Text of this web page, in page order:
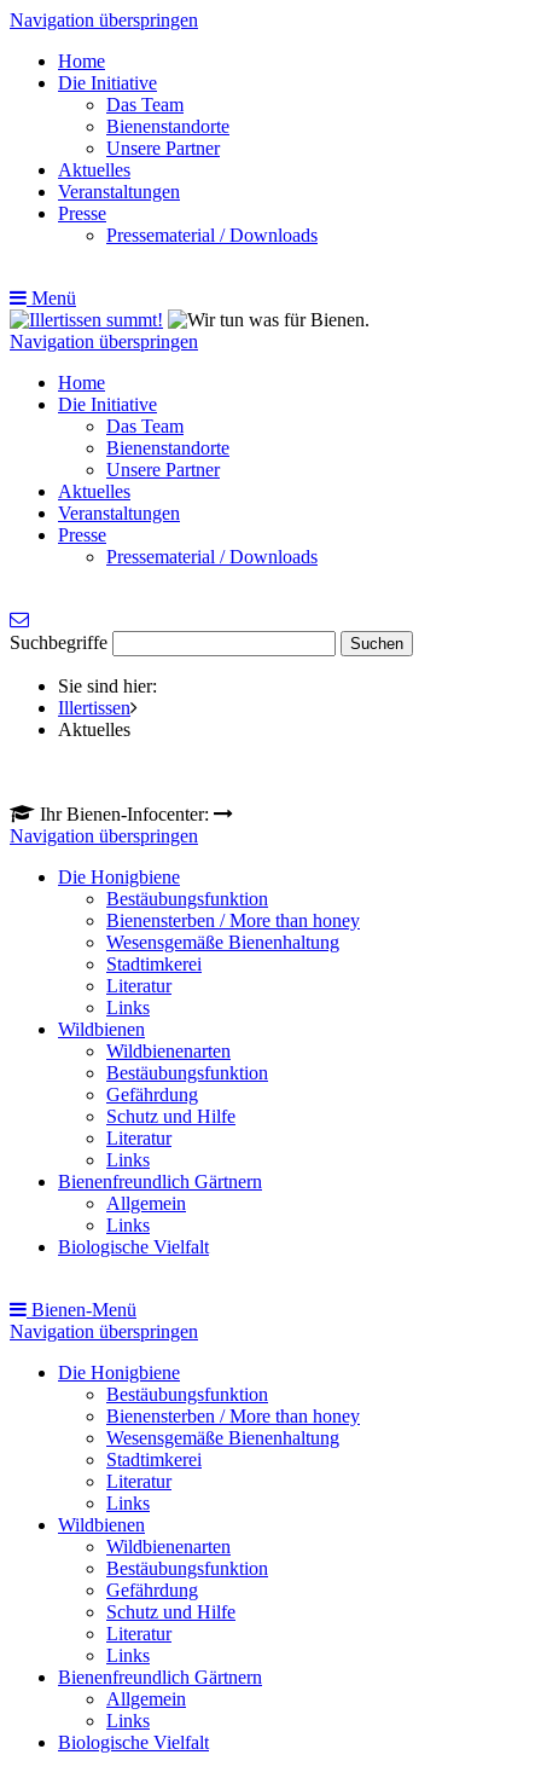
Navigation überspringen
Home
Die Initiative
Das Team
Bienenstandorte
Unsere Partner
Aktuelles
Veranstaltungen
Presse
Pressematerial / Downloads
Menü
Navigation überspringen
Home
Die Initiative
Das Team
Bienenstandorte
Unsere Partner
Aktuelles
Veranstaltungen
Presse
Pressematerial / Downloads
Suchbegriffe
Sie sind hier:
Illertissen
Aktuelles
Ihr Bienen-Infocenter:
Navigation überspringen
Die Honigbiene
Bestäubungsfunktion
Bienensterben / More than honey
Wesensgemäße Bienenhaltung
Stadtimkerei
Literatur
Links
Wildbienen
Wildbienenarten
Bestäubungsfunktion
Gefährdung
Schutz und Hilfe
Literatur
Links
Bienenfreundlich Gärtnern
Allgemein
Links
Biologische Vielfalt
Bienen-Menü
Navigation überspringen
Die Honigbiene
Bestäubungsfunktion
Bienensterben / More than honey
Wesensgemäße Bienenhaltung
Stadtimkerei
Literatur
Links
Wildbienen
Wildbienenarten
Bestäubungsfunktion
Gefährdung
Schutz und Hilfe
Literatur
Links
Bienenfreundlich Gärtnern
Allgemein
Links
Biologische Vielfalt